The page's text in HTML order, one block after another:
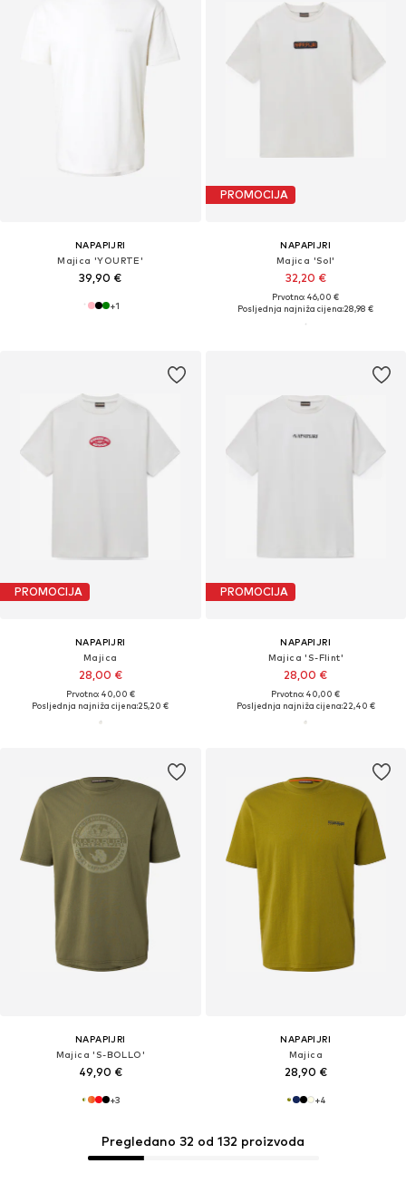
NAPAPIJRI
Majica 'YOURTE'
39,90 €
+1
PROMOCIJA
NAPAPIJRI
Majica 'Sol'
32,20 €
Prvotno: 46,00 €
Posljednja najniža cijena:28,98 €
PROMOCIJA
NAPAPIJRI
Majica
28,00 €
Prvotno: 40,00 €
Posljednja najniža cijena:25,20 €
PROMOCIJA
NAPAPIJRI
Majica 'S-Flint'
28,00 €
Prvotno: 40,00 €
Posljednja najniža cijena:22,40 €
NAPAPIJRI
Majica 'S-BOLLO'
49,90 €
+3
NAPAPIJRI
Majica
28,90 €
+4
Pregledano 32 od 132 proizvoda